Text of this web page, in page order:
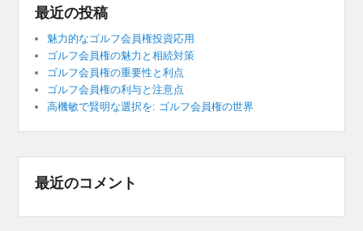
最近の投稿
魅力的なゴルフ会員権投資応用
ゴルフ会員権の魅力と相続対策
ゴルフ会員権の重要性と利点
ゴルフ会員権の利与と注意点
高機敏で賢明な選択を: ゴルフ会員権の世界
最近のコメント